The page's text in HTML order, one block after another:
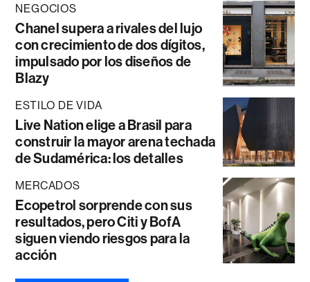
NEGOCIOS
Chanel supera a rivales del lujo
con crecimiento de dos dígitos,
impulsado por los diseños de
Blazy
ESTILO DE VIDA
Live Nation elige a Brasil para
construir la mayor arena techada
de Sudamérica: los detalles
MERCADOS
Ecopetrol sorprende con sus
resultados, pero Citi y BofA
siguen viendo riesgos para la
acción